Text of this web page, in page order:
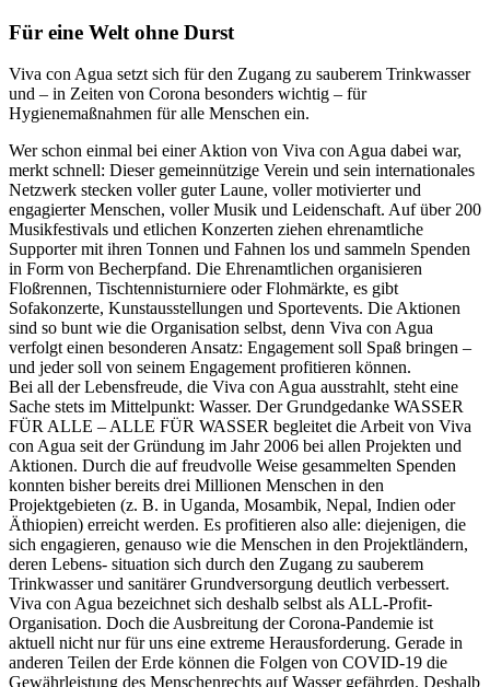
Für eine Welt ohne Durst
Viva con Agua setzt sich für den Zugang zu sauberem Trinkwasser
und – in Zeiten von Corona besonders wichtig – für
Hygienemaßnahmen für alle Menschen ein.
Wer schon einmal bei einer Aktion von Viva con Agua dabei war,
merkt schnell: Dieser gemeinnützige Verein und sein internationales
Netzwerk stecken voller guter Laune, voller motivierter und
engagierter Menschen, voller Musik und Leidenschaft. Auf über 200
Musikfestivals und etlichen Konzerten ziehen ehrenamtliche
Supporter mit ihren Tonnen und Fahnen los und sammeln Spenden
in Form von Becherpfand. Die Ehrenamtlichen organisieren
Floßrennen, Tischtennisturniere oder Flohmärkte, es gibt
Sofakonzerte, Kunstausstellungen und Sportevents. Die Aktionen
sind so bunt wie die Organisation selbst, denn Viva con Agua
verfolgt einen besonderen Ansatz: Engagement soll Spaß bringen –
und jeder soll von seinem Engagement profitieren können.
Bei all der Lebensfreude, die Viva con Agua ausstrahlt, steht eine
Sache stets im Mittelpunkt: Wasser. Der Grundgedanke WASSER
FÜR ALLE – ALLE FÜR WASSER begleitet die Arbeit von Viva
con Agua seit der Gründung im Jahr 2006 bei allen Projekten und
Aktionen. Durch die auf freudvolle Weise gesammelten Spenden
konnten bisher bereits drei Millionen Menschen in den
Projektgebieten (z. B. in Uganda, Mosambik, Nepal, Indien oder
Äthiopien) erreicht werden. Es profitieren also alle: diejenigen, die
sich engagieren, genauso wie die Menschen in den Projektländern,
deren Lebens- situation sich durch den Zugang zu sauberem
Trinkwasser und sanitärer Grundversorgung deutlich verbessert.
Viva con Agua bezeichnet sich deshalb selbst als ALL-Profit-
Organisation. Doch die Ausbreitung der Corona-Pandemie ist
aktuell nicht nur für uns eine extreme Herausforderung. Gerade in
anderen Teilen der Erde können die Folgen von COVID-19 die
Gewährleistung des Menschenrechts auf Wasser gefährden. Deshalb